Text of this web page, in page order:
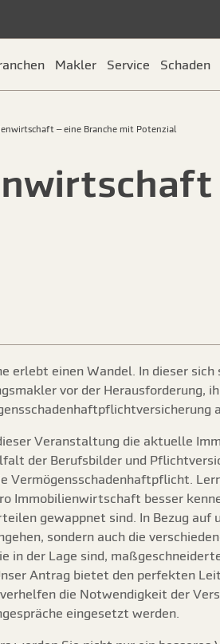
Makler Service Schaden
– eine Branche mit Potenzial
erlebt einen Wandel. In dieser
vor der Herausforderung,
Veranstaltung die aktuelle
der Berufsbilder und
Vermögensschadenhaftpflicht.
Immobilienwirtschaft besser
gewappnet sind. In Bezug auf
sondern auch die
in der Lage sind,
Antrag bietet den perfekten
die Notwendigkeit der
eingesetzt werden.